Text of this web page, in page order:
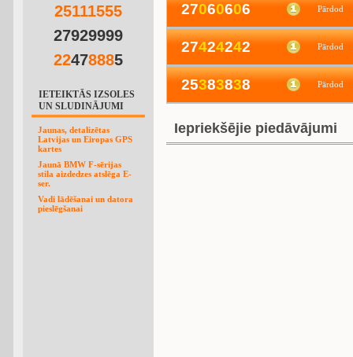
25111555
27929999
22478885
IETEIKTĀS IZSOLES
UN SLUDINĀJUMI
Jaunas, detalizētas
Latvijas un Eiropas GPS
kartes
Jaunā BMW F-sērijas
stila aizdedzes atslēga E-
ser.
Vadi lādēšanai un datora
pieslēgšanai
27060606 Pārdod
27424242 Pārdod
25383838 Pārdod
Iepriekšējie piedāvājumi